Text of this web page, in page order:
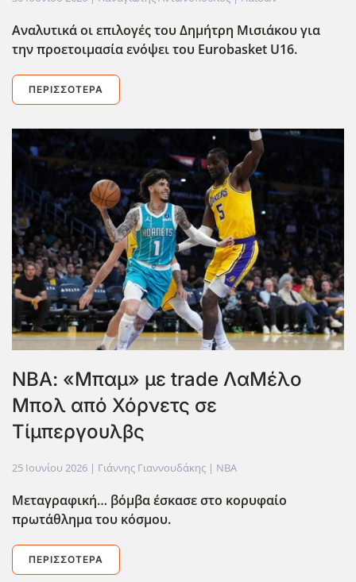
Αναλυτικά οι επιλογές του Δημήτρη Μισιάκου για
την προετοιμασία ενόψει του Eurobasket U16.
ΠΕΡΙΣΣΌΤΕΡΑ
ΝΒΑ: «Μπαμ» με trade ΛαΜέλο
Μπολ από Χόρνετς σε
Τίμπεργουλβς
25 Ιουνίου 2026 | Γιάννης Γιαννουδάκης | NBA
Μεταγραφική… βόμβα έσκασε στο κορυφαίο
πρωτάθλημα του κόσμου.
ΠΕΡΙΣΣΌΤΕΡΑ